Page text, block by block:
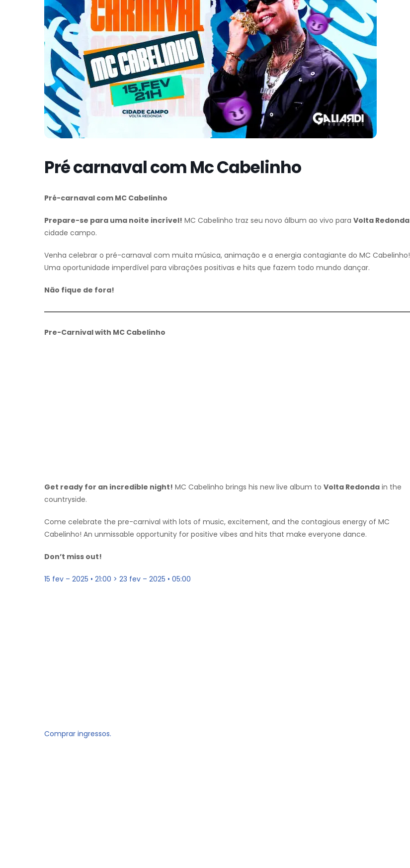
Pré carnaval com Mc Cabelinho
Pré-carnaval com MC Cabelinho
Prepare-se para uma noite incrível! MC Cabelinho traz seu novo álbum ao vivo para Volta Redonda
cidade campo.
Venha celebrar o pré-carnaval com muita música, animação e a energia contagiante do MC Cabelinho!
Uma oportunidade imperdível para vibrações positivas e hits que fazem todo mundo dançar.
Não fique de fora!
Pre-Carnival with MC Cabelinho
Get ready for an incredible night! MC Cabelinho brings his new live album to Volta Redonda in the
countryside.
Come celebrate the pre-carnival with lots of music, excitement, and the contagious energy of MC
Cabelinho! An unmissable opportunity for positive vibes and hits that make everyone dance.
Don’t miss out!
15 fev – 2025 • 21:00 > 23 fev – 2025 • 05:00
Comprar ingressos.